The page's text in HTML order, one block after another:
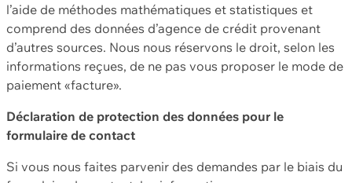
l’aide de méthodes mathématiques et statistiques et
comprend des données d’agence de crédit provenant
d’autres sources. Nous nous réservons le droit, selon les
informations reçues, de ne pas vous proposer le mode de
paiement «facture».
Déclaration de protection des données pour le
formulaire de contact
Si vous nous faites parvenir des demandes par le biais du